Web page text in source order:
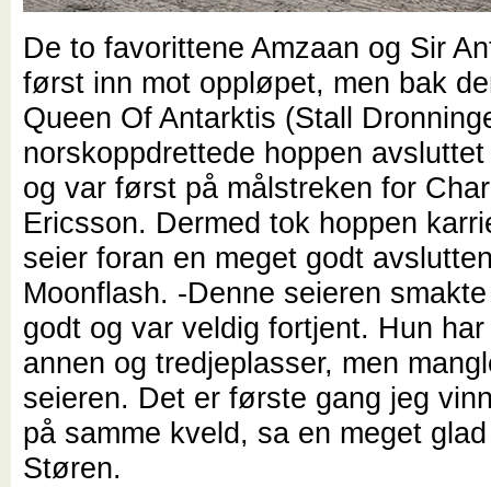
De to favorittene Amzaan og Sir
først inn mot oppløpet, men bak
Queen Of Antarktis (Stall
norskoppdrettede hoppen
og var først på målstreken for
Ericsson. Dermed tok hoppen
seier foran en meget godt
Moonflash. -Denne seieren
godt og var veldig fortjent. Hun
annen og tredjeplasser, men
seieren. Det er første gang jeg
på samme kveld, sa en meget
Støren.